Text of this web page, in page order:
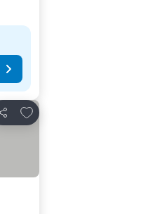
Teilen
Zu Favoriten hinzufügen